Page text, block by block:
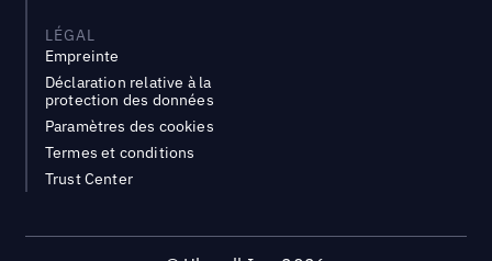
LÉGAL
Empreinte
Déclaration relative à la
protection des données
Paramètres des cookies
Termes et conditions
Trust Center